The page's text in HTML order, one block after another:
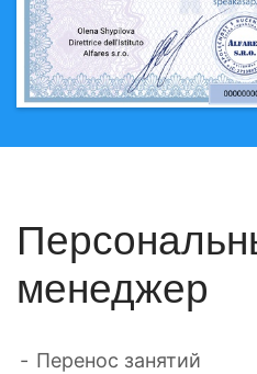
менеджер
Перенос занятий